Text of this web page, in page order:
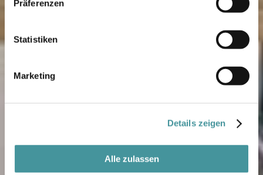
Präferenzen
Statistiken
Marketing
Details zeigen
Alle zulassen